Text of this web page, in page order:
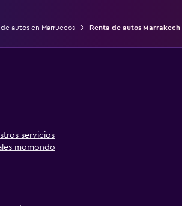
autos en Marruecos Renta de autos Marrakech
servicios
momondo